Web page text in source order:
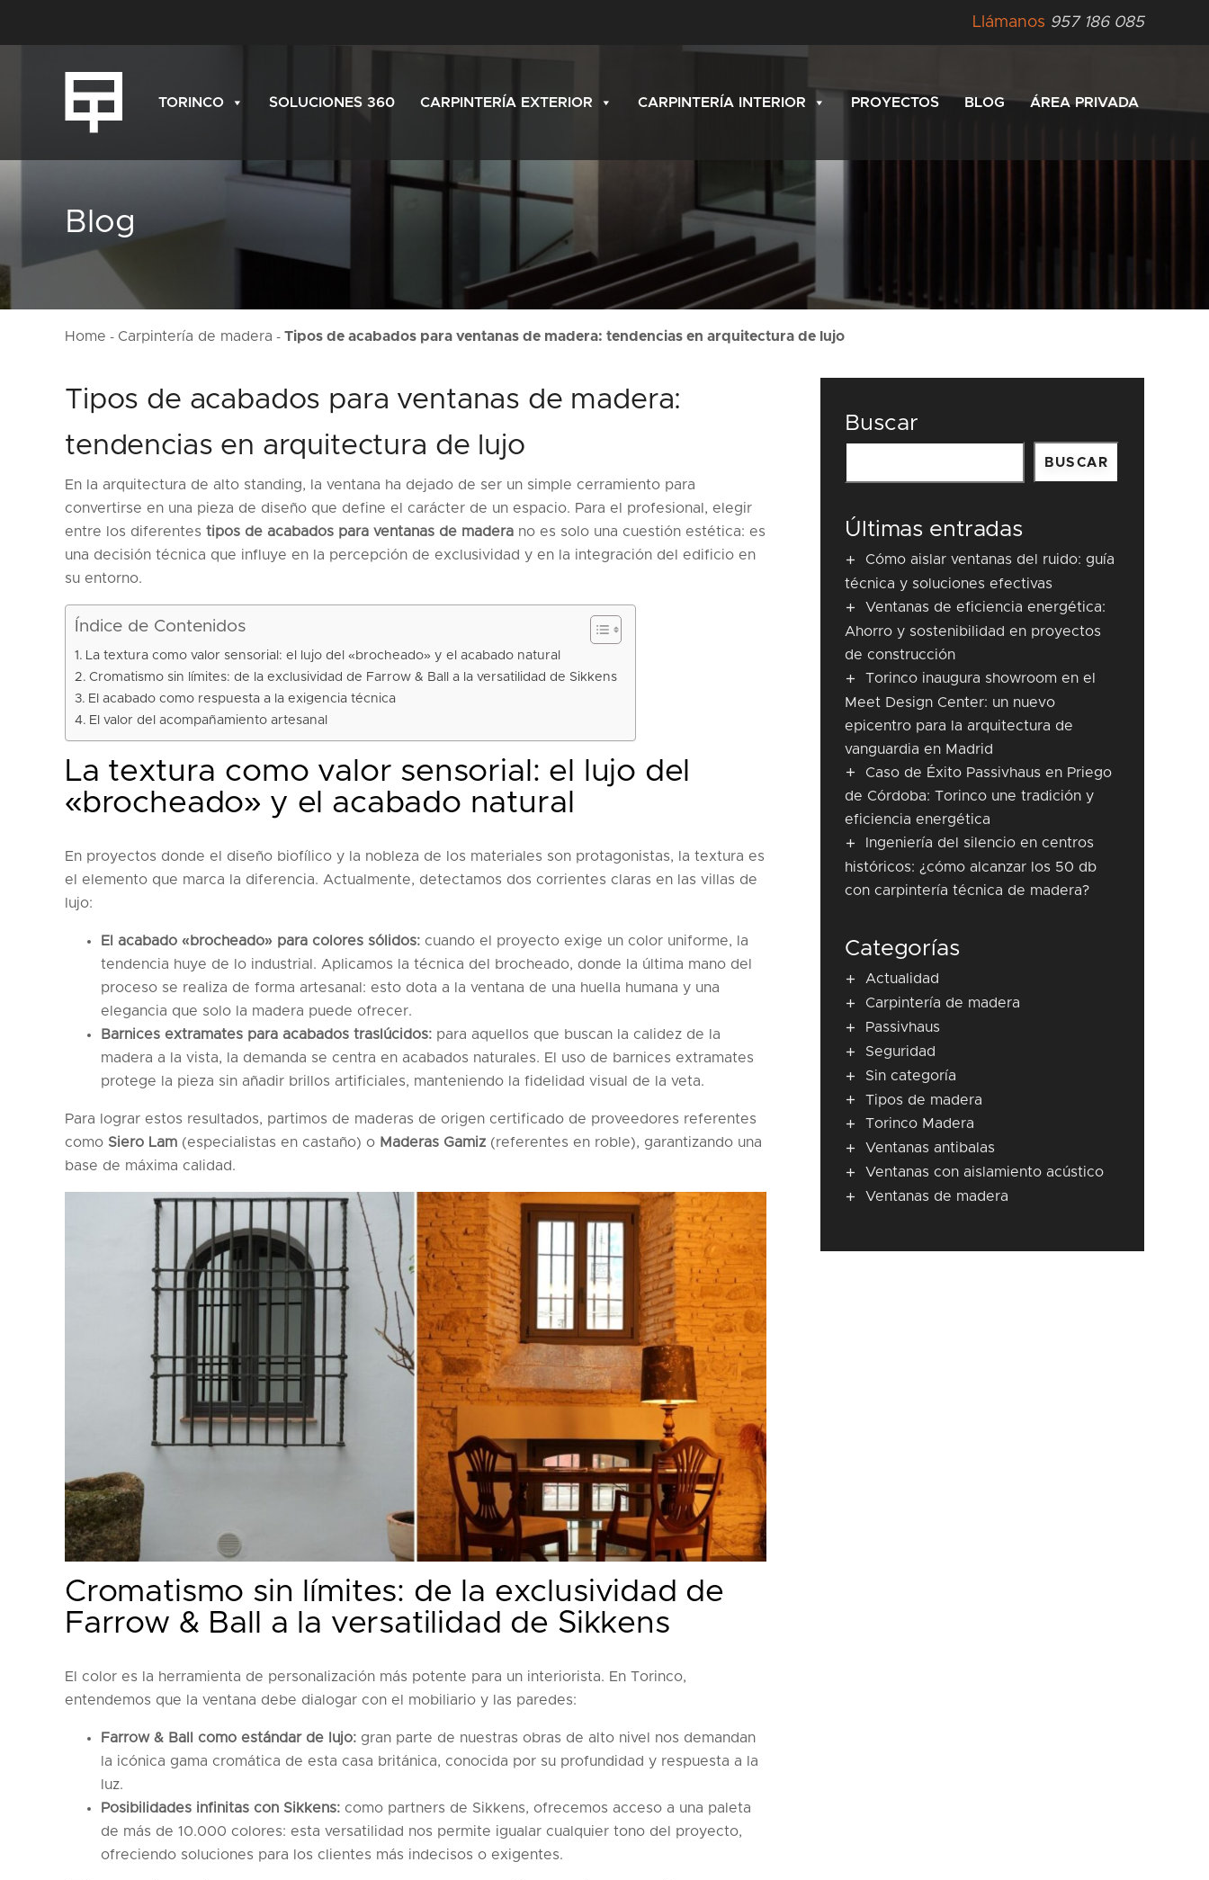
Llámanos 957 186 085
TORINCO SOLUCIONES 360 CARPINTERÍA EXTERIOR CARPINTERÍA INTERIOR PROYECTOS BLOG ÁREA PRIVADA
Blog
Home - Carpintería de madera - Tipos de acabados para ventanas de madera: tendencias en arquitectura de lujo
Tipos de acabados para ventanas de madera:
tendencias en arquitectura de lujo
En la arquitectura de alto standing, la ventana ha dejado de ser un simple cerramiento para
convertirse en una pieza de diseño que define el carácter de un espacio. Para el profesional, elegir
entre los diferentes tipos de acabados para ventanas de madera no es solo una cuestión estética: es
una decisión técnica que influye en la percepción de exclusividad y en la integración del edificio en
su entorno.
Índice de Contenidos
La textura como valor sensorial: el lujo del «brocheado» y el acabado natural
Cromatismo sin límites: de la exclusividad de Farrow & Ball a la versatilidad de Sikkens
El acabado como respuesta a la exigencia técnica
El valor del acompañamiento artesanal
La textura como valor sensorial: el lujo del
«brocheado» y el acabado natural
En proyectos donde el diseño biofílico y la nobleza de los materiales son protagonistas, la textura es
el elemento que marca la diferencia. Actualmente, detectamos dos corrientes claras en las villas de
lujo:
El acabado «brocheado» para colores sólidos: cuando el proyecto exige un color uniforme, la
tendencia huye de lo industrial. Aplicamos la técnica del brocheado, donde la última mano del
proceso se realiza de forma artesanal: esto dota a la ventana de una huella humana y una
elegancia que solo la madera puede ofrecer.
Barnices extramates para acabados traslúcidos: para aquellos que buscan la calidez de la
madera a la vista, la demanda se centra en acabados naturales. El uso de barnices extramates
protege la pieza sin añadir brillos artificiales, manteniendo la fidelidad visual de la veta.
Para lograr estos resultados, partimos de maderas de origen certificado de proveedores referentes
como Siero Lam (especialistas en castaño) o Maderas Gamiz (referentes en roble), garantizando una
base de máxima calidad.
Cromatismo sin límites: de la exclusividad de
Farrow & Ball a la versatilidad de Sikkens
El color es la herramienta de personalización más potente para un interiorista. En Torinco,
entendemos que la ventana debe dialogar con el mobiliario y las paredes:
Farrow & Ball como estándar de lujo: gran parte de nuestras obras de alto nivel nos demandan
la icónica gama cromática de esta casa británica, conocida por su profundidad y respuesta a la
luz.
Posibilidades infinitas con Sikkens: como partners de Sikkens, ofrecemos acceso a una paleta
de más de 10.000 colores: esta versatilidad nos permite igualar cualquier tono del proyecto,
ofreciendo soluciones para los clientes más indecisos o exigentes.
Buscar
BUSCAR
Últimas entradas
Cómo aislar ventanas del ruido: guía
técnica y soluciones efectivas
Ventanas de eficiencia energética:
Ahorro y sostenibilidad en proyectos
de construcción
Torinco inaugura showroom en el
Meet Design Center: un nuevo
epicentro para la arquitectura de
vanguardia en Madrid
Caso de Éxito Passivhaus en Priego
de Córdoba: Torinco une tradición y
eficiencia energética
Ingeniería del silencio en centros
históricos: ¿cómo alcanzar los 50 db
con carpintería técnica de madera?
Categorías
Actualidad
Carpintería de madera
Passivhaus
Seguridad
Sin categoría
Tipos de madera
Torinco Madera
Ventanas antibalas
Ventanas con aislamiento acústico
Ventanas de madera